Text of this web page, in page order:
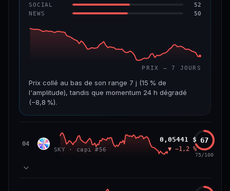
CONFIANCE 69/100
SOCIAL 52
NEWS 50
PRIX — 7 JOURS
Prix collé au bas de son range 7 j (15 % de
l'amplitude), tandis que momentum 24 h dégradé
(−8,8 %).
508 M$ 8,7 M$
VAR. 7 J VAR. 30 J
04 SKY Sky
SKY · capi #56
0,05441 $
▼ −1,2 %
67
75/100
78